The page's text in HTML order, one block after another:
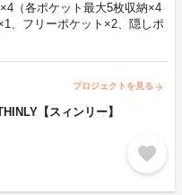
（各ポケット最大5枚収納×4
、フリーポケット×2、隠しポ
プロジェクトを見る arrow_forward
【スィンリー】
favorite